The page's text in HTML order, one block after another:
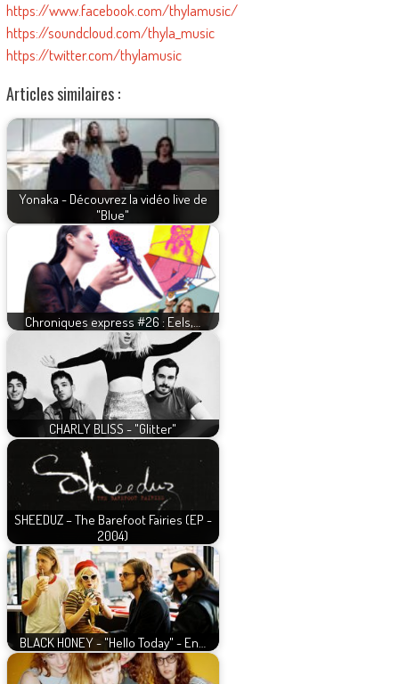
https://www.facebook.com/thylamusic/
https://soundcloud.com/thyla_music
https://twitter.com/thylamusic
Articles similaires :
Yonaka - Découvrez la vidéo live de
"Blue"
Chroniques express #26 : Eels,…
CHARLY BLISS - "Glitter"
SHEEDUZ – The Barefoot Fairies (EP -
2004)
BLACK HONEY - "Hello Today" - En…